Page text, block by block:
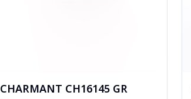
CHARMANT CH16145 GR